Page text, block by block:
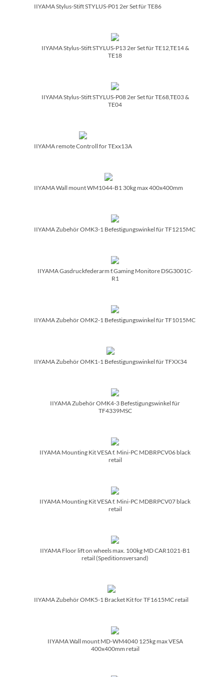
IIYAMA Stylus-Stift STYLUS-P01 2er Set für TE86
IIYAMA Stylus-Stift STYLUS-P13 2er Set für TE12,TE14 &
TE18
IIYAMA Stylus-Stift STYLUS-P08 2er Set für TE68,TE03 &
TE04
IIYAMA remote Controll for TExx13A
IIYAMA Wall mount WM1044-B1 30kg max 400x400mm
IIYAMA Zubehör OMK3-1 Befestigungswinkel für TF1215MC
IIYAMA Gasdruckfederarm f.Gaming Monitore DSG3001C-
R1
IIYAMA Zubehör OMK2-1 Befestigungswinkel für TF1015MC
IIYAMA Zubehör OMK1-1 Befestigungswinkel für TFXX34
IIYAMA Zubehör OMK4-3 Befestigungswinkel für
TF4339MSC
IIYAMA Mounting Kit VESA f. Mini-PC MDBRPCV06 black
retail
IIYAMA Mounting Kit VESA f. Mini-PC MDBRPCV07 black
retail
IIYAMA Floor lift on wheels max. 100kg MD CAR1021-B1
retail (Speditionsversand)
IIYAMA Zubehör OMK5-1 Bracket Kit for TF1615MC retail
IIYAMA Wall mount MD-WM4040 125kg max VESA
400x400mm retail